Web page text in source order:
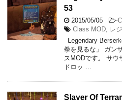
53
2015/05/05 -
Class MOD
レ
Legendary
拳を見るな」 ガン
スMODです。 サウ
ドロッ …
Slayer Of